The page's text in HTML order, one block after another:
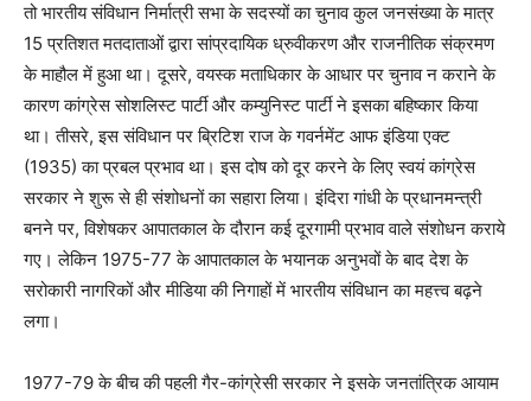
तो भारतीय संविधान निर्मात्री सभा के सदस्यों का चुनाव कुल जनसंख्या के मात्र
15 प्रतिशत मतदाताओं द्वारा सांप्रदायिक ध्रुवीकरण और राजनीतिक संक्रमण
के माहौल में हुआ था। दूसरे, वयस्क मताधिकार के आधार पर चुनाव न कराने के
कारण कांग्रेस सोशलिस्ट पार्टी और कम्युनिस्ट पार्टी ने इसका बहिष्कार किया
था। तीसरे, इस संविधान पर ब्रिटिश राज के गवर्नमेंट आफ इंडिया एक्ट
(1935) का प्रबल प्रभाव था। इस दोष को दूर करने के लिए स्वयं कांग्रेस
सरकार ने शुरू से ही संशोधनों का सहारा लिया। इंदिरा गांधी के प्रधानमन्त्री
बनने पर, विशेषकर आपातकाल के दौरान कई दूरगामी प्रभाव वाले संशोधन कराये
गए। लेकिन 1975-77 के आपातकाल के भयानक अनुभवों के बाद देश के
सरोकारी नागरिकों और मीडिया की निगाहों में भारतीय संविधान का महत्त्व बढ़ने
लगा।
1977-79 के बीच की पहली गैर-कांग्रेसी सरकार ने इसके जनतांत्रिक आयाम